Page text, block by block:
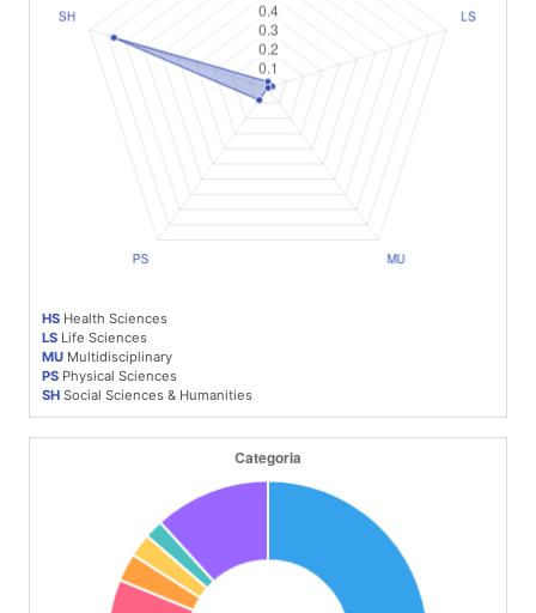
HS Health Sciences
LS Life Sciences
MU Multidisciplinary
PS Physical Sciences
SH Social Sciences & Humanities